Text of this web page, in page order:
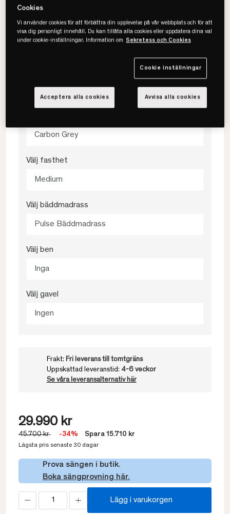
Viking
Läckö Kontinentalsäng
180x200
Carbon Grey
Välj fasthet
Medium
Välj bäddmadrass
Pulse Bäddmadrass
Välj ben
Inga
Välj gavel
Ingen
Frakt: Fri leverans till tomtgräns
Uppskattad leveranstid: 4-6 veckor
Se våra leveransalternativ här
29.990 kr
45.700 kr -34% Spara 15.710 kr
Lägsta pris senaste 30 dagar
Prova sängen i butik.
Boka sängprovning här.
Lägg i varukorgen
Cookies
Vi använder cookies för att förbättra din upplevelse på vår webbplats och för att
visa dig personligt innehåll. Du kan tillåta alla cookies eller uppdatera dina val
under cookie-inställningar. Information om Sekretess och Cookies
Cookie inställningar
Avvisa alla cookies
Acceptera alla cookies